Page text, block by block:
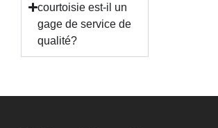
courtoisie est-il un
gage de service de
qualité?